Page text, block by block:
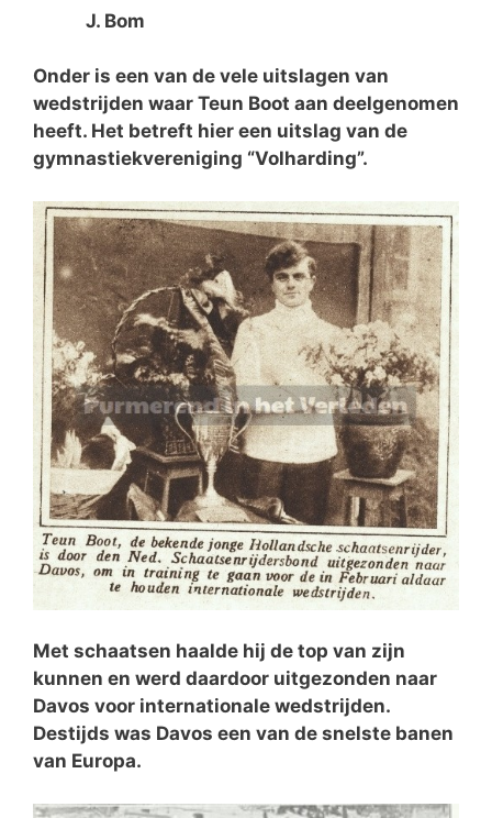
J. Bom
Onder is een van de vele uitslagen van
wedstrijden waar Teun Boot aan deelgenomen
heeft. Het betreft hier een uitslag van de
gymnastiekvereniging “Volharding”.
Met schaatsen haalde hij de top van zijn
kunnen en werd daardoor uitgezonden naar
Davos voor internationale wedstrijden.
Destijds was Davos een van de snelste banen
van Europa.